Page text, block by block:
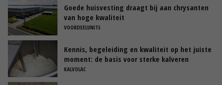
Goede huisvesting draagt bij aan chrysanten
van hoge kwaliteit
VOORDEELUNITS
Kennis, begeleiding en kwaliteit op het juiste
moment: de basis voor sterke kalveren
KALVOLAC